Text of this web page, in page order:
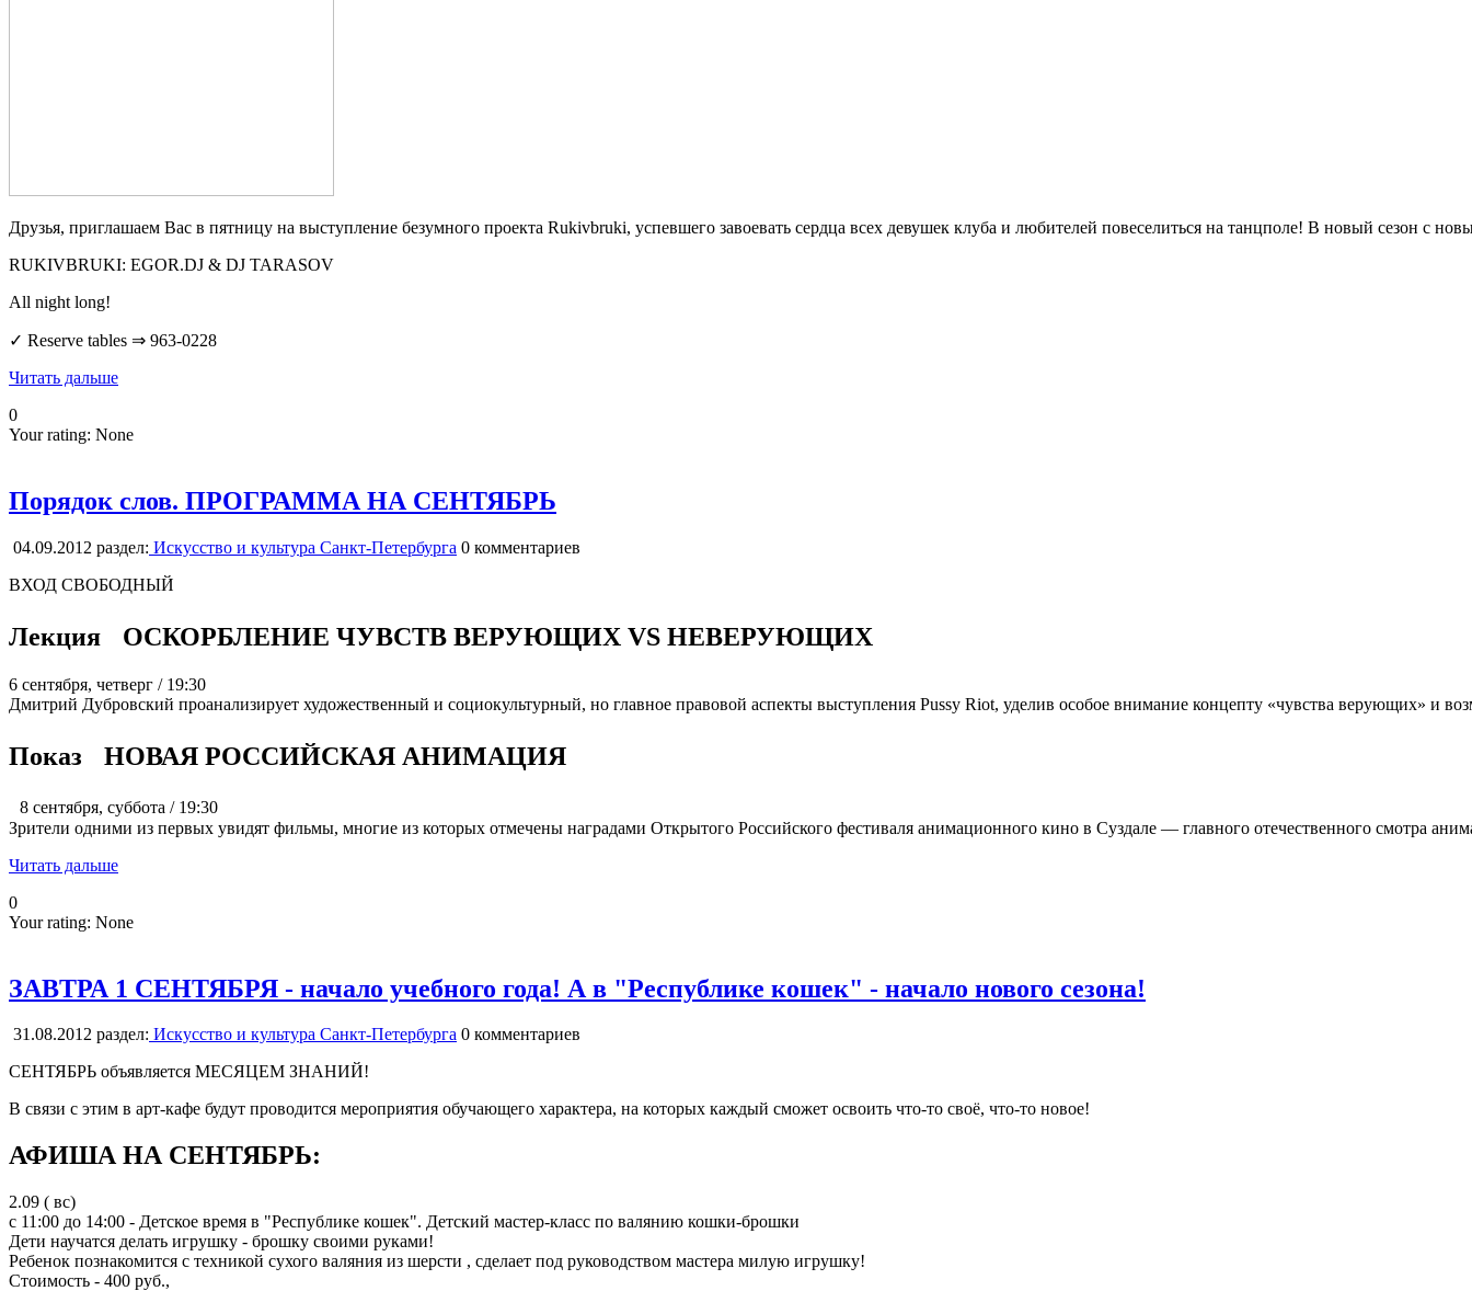
Друзья, приглашаем Вас в пятницу на выступление безумного проекта Rukivbruki, успевшего завоевать сердца всех девушек клуба и любителей повеселиться на танцполе! В новый сезон с
RUKIVBRUKI: EGOR.DJ & DJ TARASOV
All night long!
✓ Reserve tables ⇒ 963-0228
Читать дальше
0
Your rating: None
Порядок слов. ПРОГРАММА НА СЕНТЯБРЬ
04.09.2012 раздел: Искусство и культура Санкт-Петербурга 0 комментариев
ВХОД СВОБОДНЫЙ
Лекция ОСКОРБЛЕНИЕ ЧУВСТВ ВЕРУЮЩИХ VS НЕВЕРУЮЩИХ
6 сентября, четверг / 19:30
Дмитрий Дубровский проанализирует художественный и социокультурный, но главное правовой аспекты выступления Pussy Riot, уделив особое внимание концепту «чувства верующих» и
Показ НОВАЯ РОССИЙСКАЯ АНИМАЦИЯ
8 сентября, суббота / 19:30
Зрители одними из первых увидят фильмы, многие из которых отмечены наградами Открытого Российского фестиваля анимационного кино в Суздале — главного отечественного смотра
Читать дальше
0
Your rating: None
ЗАВТРА 1 СЕНТЯБРЯ - начало учебного года! А в "Республике кошек" - начало нового сезона!
31.08.2012 раздел: Искусство и культура Санкт-Петербурга 0 комментариев
СЕНТЯБРЬ объявляется МЕСЯЦЕМ ЗНАНИЙ!
В связи с этим в арт-кафе будут проводится мероприятия обучающего характера, на которых каждый сможет освоить что-то своё, что-то новое!
АФИША НА СЕНТЯБРЬ:
2.09 ( вс)
с 11:00 до 14:00 - Детское время в "Республике кошек". Детский мастер-класс по валянию кошки-брошки
Дети научатся делать игрушку - брошку своими руками!
Ребенок познакомится с техникой сухого валяния из шерсти , сделает под руководством мастера милую игрушку!
Стоимость - 400 руб.,